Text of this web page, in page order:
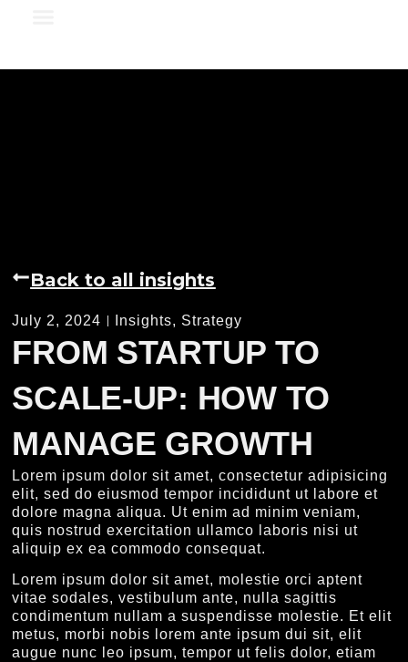
Back to all insights
July 2, 2024 Insights, Strategy
FROM STARTUP TO
SCALE-UP: HOW TO
MANAGE GROWTH
Lorem ipsum dolor sit amet, consectetur adipisicing
elit, sed do eiusmod tempor incididunt ut labore et
dolore magna aliqua. Ut enim ad minim veniam,
quis nostrud exercitation ullamco laboris nisi ut
aliquip ex ea commodo consequat.
Lorem ipsum dolor sit amet, molestie orci aptent
vitae sodales, vestibulum ante, nulla sagittis
condimentum nullam a suspendisse molestie. Et elit
metus, morbi nobis lorem ante ipsum dui sit, elit
augue nunc leo ipsum, tempor ut felis dolor, etiam